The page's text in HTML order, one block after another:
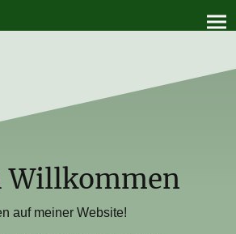
Willkommen
auf meiner Website!